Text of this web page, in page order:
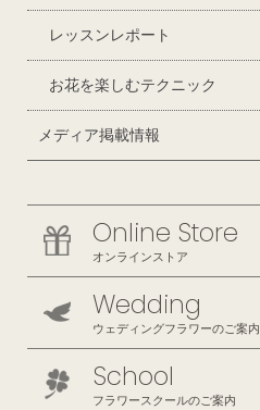
レッスンレポート
お花を楽しむテクニック
メディア掲載情報
Online Store
オンラインストア
Wedding
ウェディングフラワーのご案内
School
フラワースクールのご案内